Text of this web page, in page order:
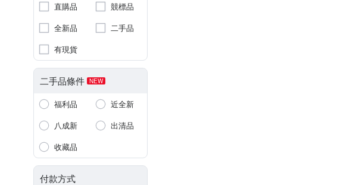
直購品
競標品
全新品
二手品
有現貨
二手品條件 NEW
福利品
近全新
八成新
出清品
收藏品
付款方式